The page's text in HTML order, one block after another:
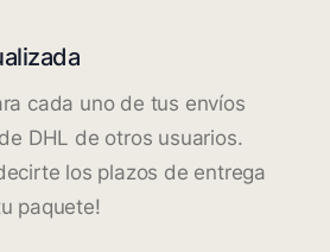
cada uno de tus envíos
DHL de otros usuarios.
los plazos de entrega
paquete!